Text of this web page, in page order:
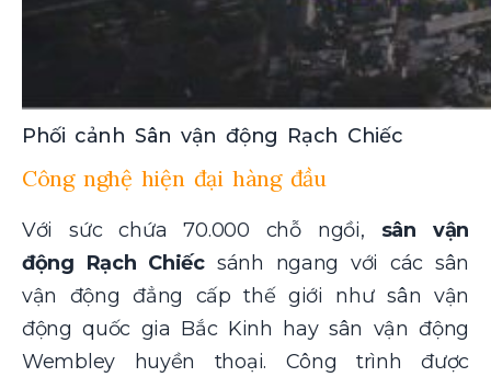
Phối cảnh Sân vận động Rạch Chiếc
Công nghệ hiện đại hàng đầu
Với sức chứa 70.000 chỗ ngồi, sân vận
động Rạch Chiếcsánh ngang với các sân
vận động đẳng cấp thế giới như sân vận
động quốc gia Bắc Kinh hay sân vận động
Wembley huyền thoại. Công trình được